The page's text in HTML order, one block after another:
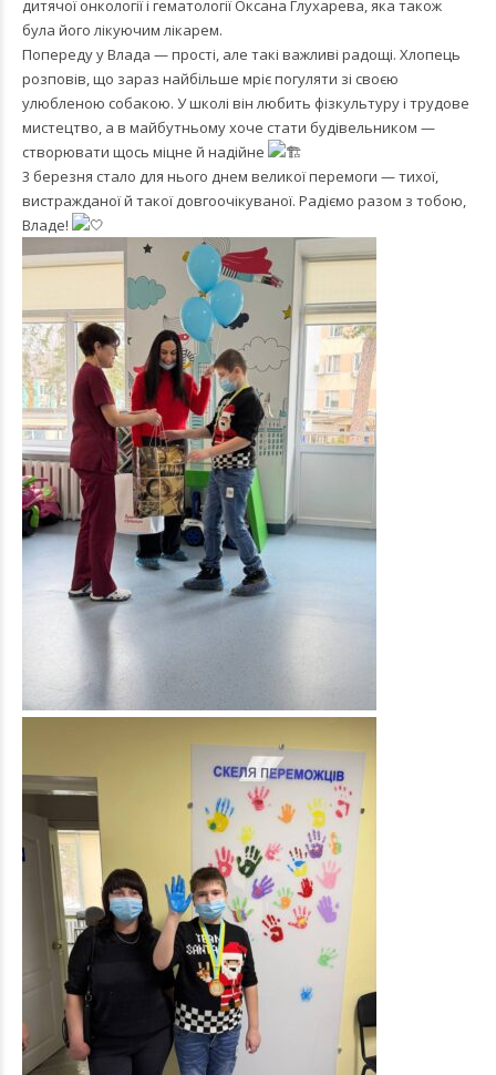
дитячої онкології і гематології Оксана Глухарева, яка також
була його лікуючим лікарем.
Попереду у Влада — прості, але такі важливі радощі. Хлопець
розповів, що зараз найбільше мріє погуляти зі своєю
улюбленою собакою. У школі він любить фізкультуру і трудове
мистецтво, а в майбутньому хоче стати будівельником —
створювати щось міцне й надійне
3 березня стало для нього днем великої перемоги — тихої,
вистражданої й такої довгоочікуваної. Радіємо разом з тобою,
Владе!